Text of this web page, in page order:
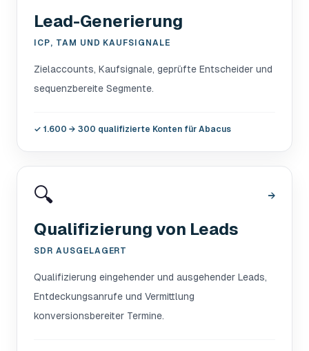
Lead-Generierung
ICP, TAM UND KAUFSIGNALE
Zielaccounts, Kaufsignale, geprüfte Entscheider und
sequenzbereite Segmente.
✓ 1.600 → 300 qualifizierte Konten für Abacus
🔍 →
Qualifizierung von Leads
SDR AUSGELAGERT
Qualifizierung eingehender und ausgehender Leads,
Entdeckungsanrufe und Vermittlung
konversionsbereiter Termine.